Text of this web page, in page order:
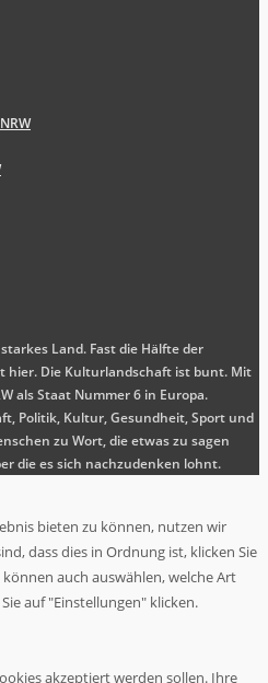
Land. Fast die Hälfte der
hier. Die Kulturlandschaft ist bunt. Mit
als Staat Nummer 6 in Europa.
Politik, Kultur, Gesundheit, Sport und
zu Wort, die etwas zu sagen
die es sich nachzudenken lohnt.
bieten zu können, nutzen wir
dass dies in Ordnung ist, klicken Sie
auch auswählen, welche Art
auf "Einstellungen" klicken.
akzeptiert werden sollen. Ihre